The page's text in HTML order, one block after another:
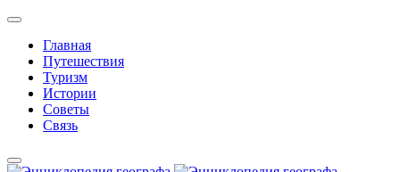
Главная
Путешествия
Туризм
Истории
Советы
Связь